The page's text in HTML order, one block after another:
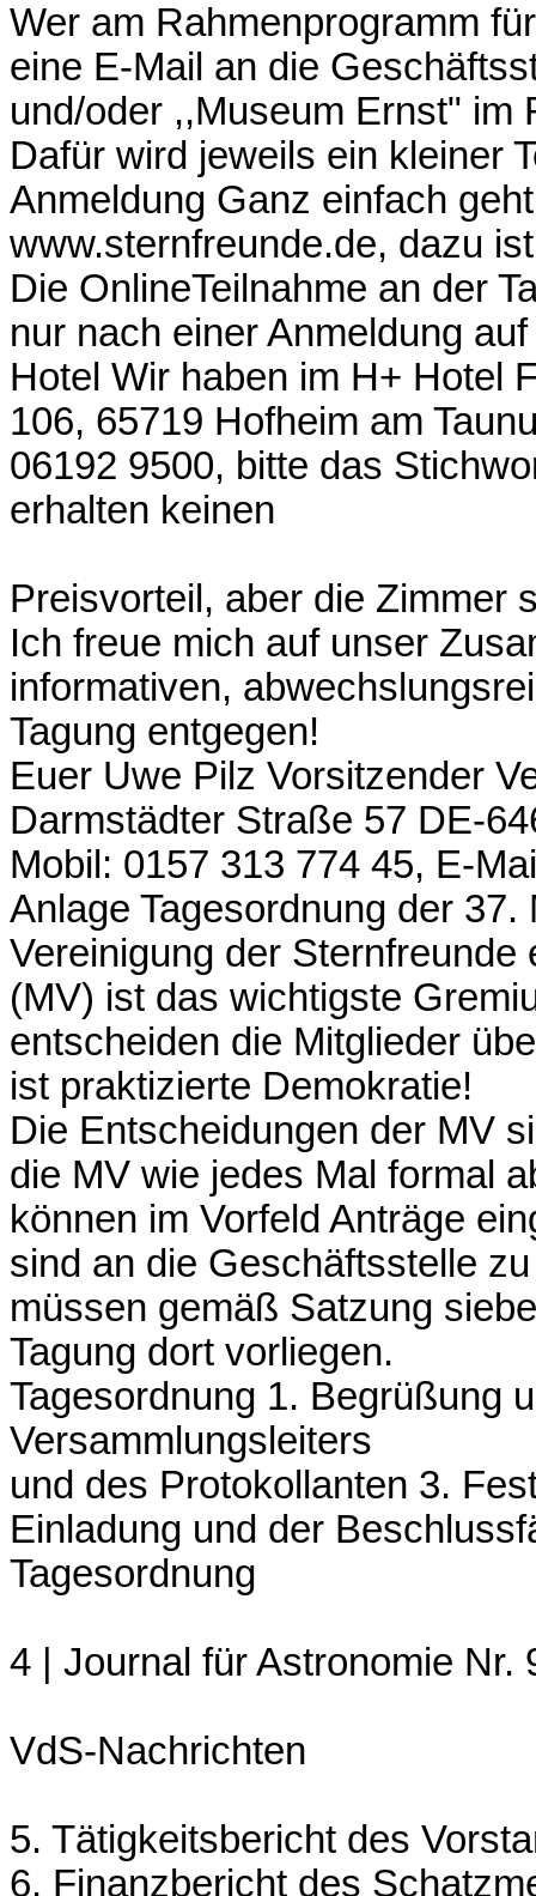
Wer am Rahmenprogramm
eine E-Mail an die
und/oder ,,Museum Ernst" im
Dafür wird jeweils ein kleiner
Anmeldung Ganz einfach
www.sternfreunde.de, dazu
Die OnlineTeilnahme an der
nur nach einer Anmeldung
Hotel Wir haben im H+ Hotel
106, 65719 Hofheim am
06192 9500, bitte das
erhalten keinen
Preisvorteil, aber die Zimmer
Ich freue mich auf unser
informativen,
Tagung entgegen!
Euer Uwe Pilz Vorsitzender
Darmstädter Straße 57 DE-
Mobil: 0157 313 774 45, E-
Anlage Tagesordnung der
Vereinigung der
(MV) ist das wichtigste
entscheiden die Mitglieder
ist praktizierte Demokratie!
Die Entscheidungen der MV
die MV wie jedes Mal formal
können im Vorfeld Anträge
sind an die Geschäftsstelle
müssen gemäß Satzung
Tagung dort vorliegen.
Tagesordnung 1. Begrüßung
Versammlungsleiters
und des Protokollanten 3.
Einladung und der
Tagesordnung
4 | Journal für Astronomie Nr.
VdS-Nachrichten
5. Tätigkeitsbericht des
6. Finanzbericht des